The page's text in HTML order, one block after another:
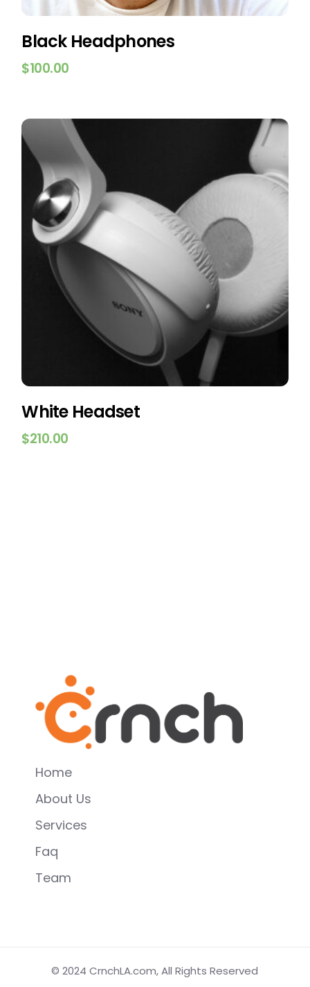
Black Headphones
$100.00
White Headset
$210.00
Home
About Us
Services
Faq
Team
© 2024CrnchLA.com, All Rights Reserved